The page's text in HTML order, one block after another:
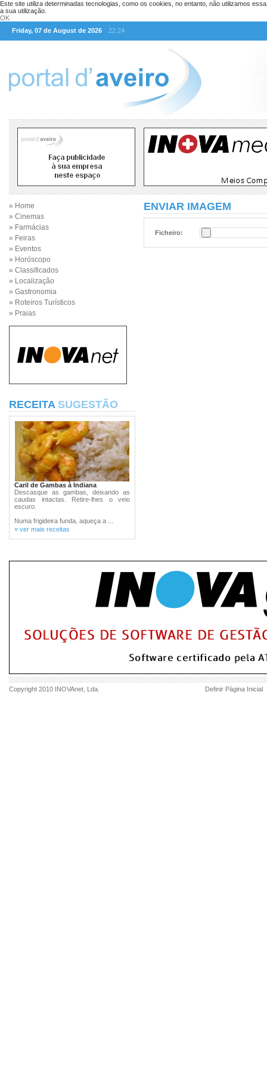
Este site utiliza determinadas tecnologias, como os cookies, no entanto, não utilizamos
a sua utilização.
OK
Friday, 07 de August de 2026
22:24
» Home
» Cinemas
» Farmácias
» Feiras
» Eventos
» Horóscopo
» Classificados
» Localização
» Gastronomia
» Roteiros Turísticos
» Praias
RECEITA SUGESTÃO
Caril de Gambas à Indiana
Descasque as gambas, deixando as
caudas intactas. Retire-lhes o veio
escuro.
Numa frigideira funda, aqueça a ...
» ver mais receitas
ENVIAR IMAGEM
Ficheiro:
Copyright 2010 INOVAnet , Lda. Definir Página Inicial